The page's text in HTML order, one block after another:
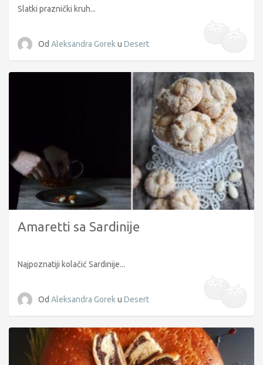
Slatki praznički kruh...
Od Aleksandra Goreku Desert
Amaretti sa Sardinije
Najpoznatiji kolačić Sardinije...
Od Aleksandra Goreku Desert